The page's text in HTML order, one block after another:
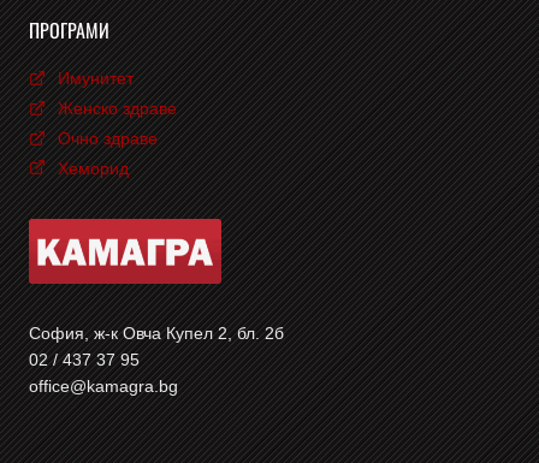
ПРОГРАМИ
Имунитет
Женско здраве
Очно здраве
Хеморид
София, ж-к Овча Купел 2, бл. 2б
02 / 437 37 95
office@kamagra.bg